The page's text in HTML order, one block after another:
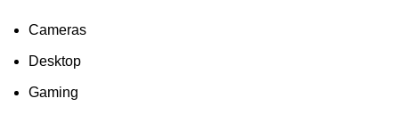
Cameras
Desktop
Gaming